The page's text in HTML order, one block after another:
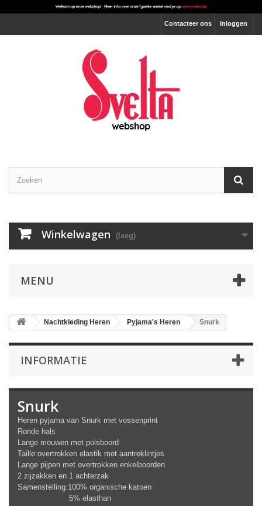
Inloggen
Contacteer ons
Winkelwagen (leeg)
MENU
Nachtkleding Heren Pyjama's Heren Snurk
INFORMATIE
Snurk
Heren pyjama van Snurk met vossenprint
Ronde hals
Lange mouwen met polsboord
Taille:overtrokken elastik met aantreklintjes
Lange pijpen met overtrokken enkelboorden
2 zijzakken en 1 achterzak
Samenstelling:100% organische katoen
5% elasthan